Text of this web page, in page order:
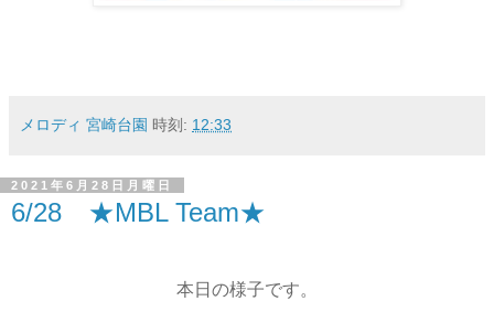
メロディ 宮崎台園 時刻: 12:33
2021年6月28日月曜日
6/28 ★MBL Team★
本日の様子です。